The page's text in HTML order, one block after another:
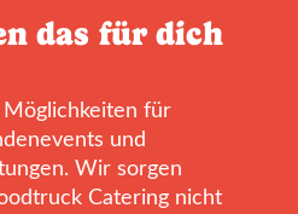
das für dich
für
und
Wir sorgen
Catering nicht